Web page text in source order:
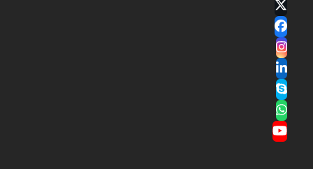
Twitter
(deprecated)
Facebook
Instagram
LinkedIn
Skype
Whatsapp
YouTube